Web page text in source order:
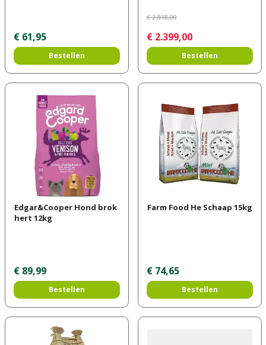
€ 61,95
Bestellen
€ 2.818,00
€ 2.399,00
Bestellen
Edgar&Cooper Hond brok
hert 12kg
€ 89,99
Bestellen
Farm Food He Schaap 15kg
€ 74,65
Bestellen